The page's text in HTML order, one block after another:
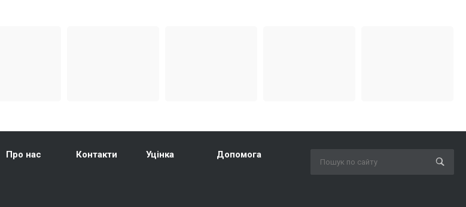
Про нас Контакти Уцінка Допомога